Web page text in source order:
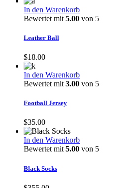
In den Warenkorb
Bewertet mit 5.00 von 5
Leather Ball
$18.00
In den Warenkorb
Bewertet mit 3.00 von 5
Football Jersey
$35.00
In den Warenkorb
Bewertet mit5.00 von 5
Black Socks